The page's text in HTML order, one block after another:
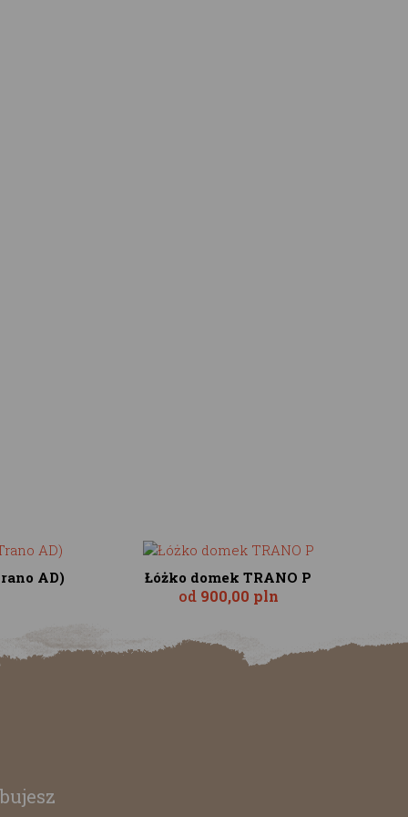
AD) Łóżko domek TRANO P
od 900,00 pln